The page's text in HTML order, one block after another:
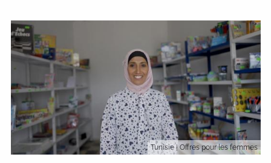
Tunisie| Offres pour les femmes